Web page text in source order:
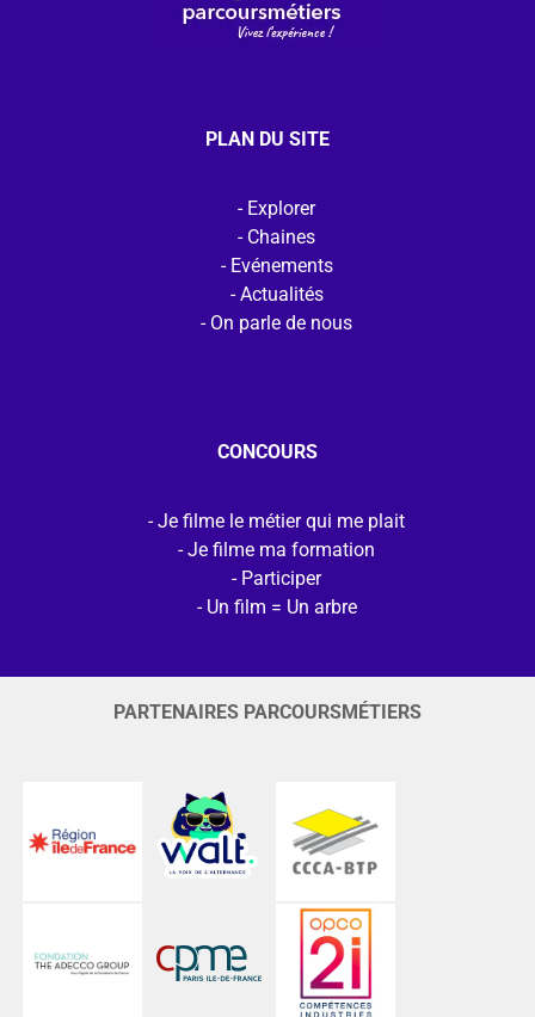
PLAN DU SITE
Explorer
Chaines
Evénements
Actualités
On parle de nous
CONCOURS
Je filme le métier qui me plait
Je filme ma formation
Participer
Un film = Un arbre
PARTENAIRES PARCOURSMÉTIERS